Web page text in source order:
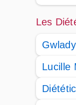
Les
Lucille